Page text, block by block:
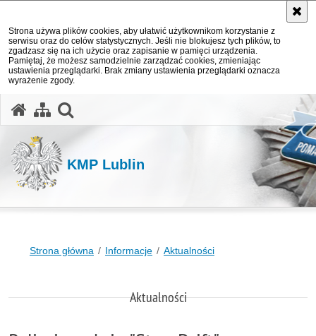
Strona używa plików cookies, aby ułatwić użytkownikom korzystanie z
serwisu oraz do celów statystycznych. Jeśli nie blokujesz tych plików, to
zgadzasz się na ich użycie oraz zapisanie w pamięci urządzenia.
Pamiętaj, że możesz samodzielnie zarządzać cookies, zmieniając
ustawienia przeglądarki. Brak zmiany ustawienia przeglądarki oznacza
wyrażenie zgody.
KMP Lublin
Strona główna Informacje Aktualności
Aktualności